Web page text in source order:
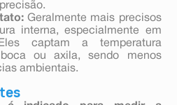
Geralmente mais precisos
interna, especialmente em
captam a temperatura
ou axila, sendo menos
ambientais.